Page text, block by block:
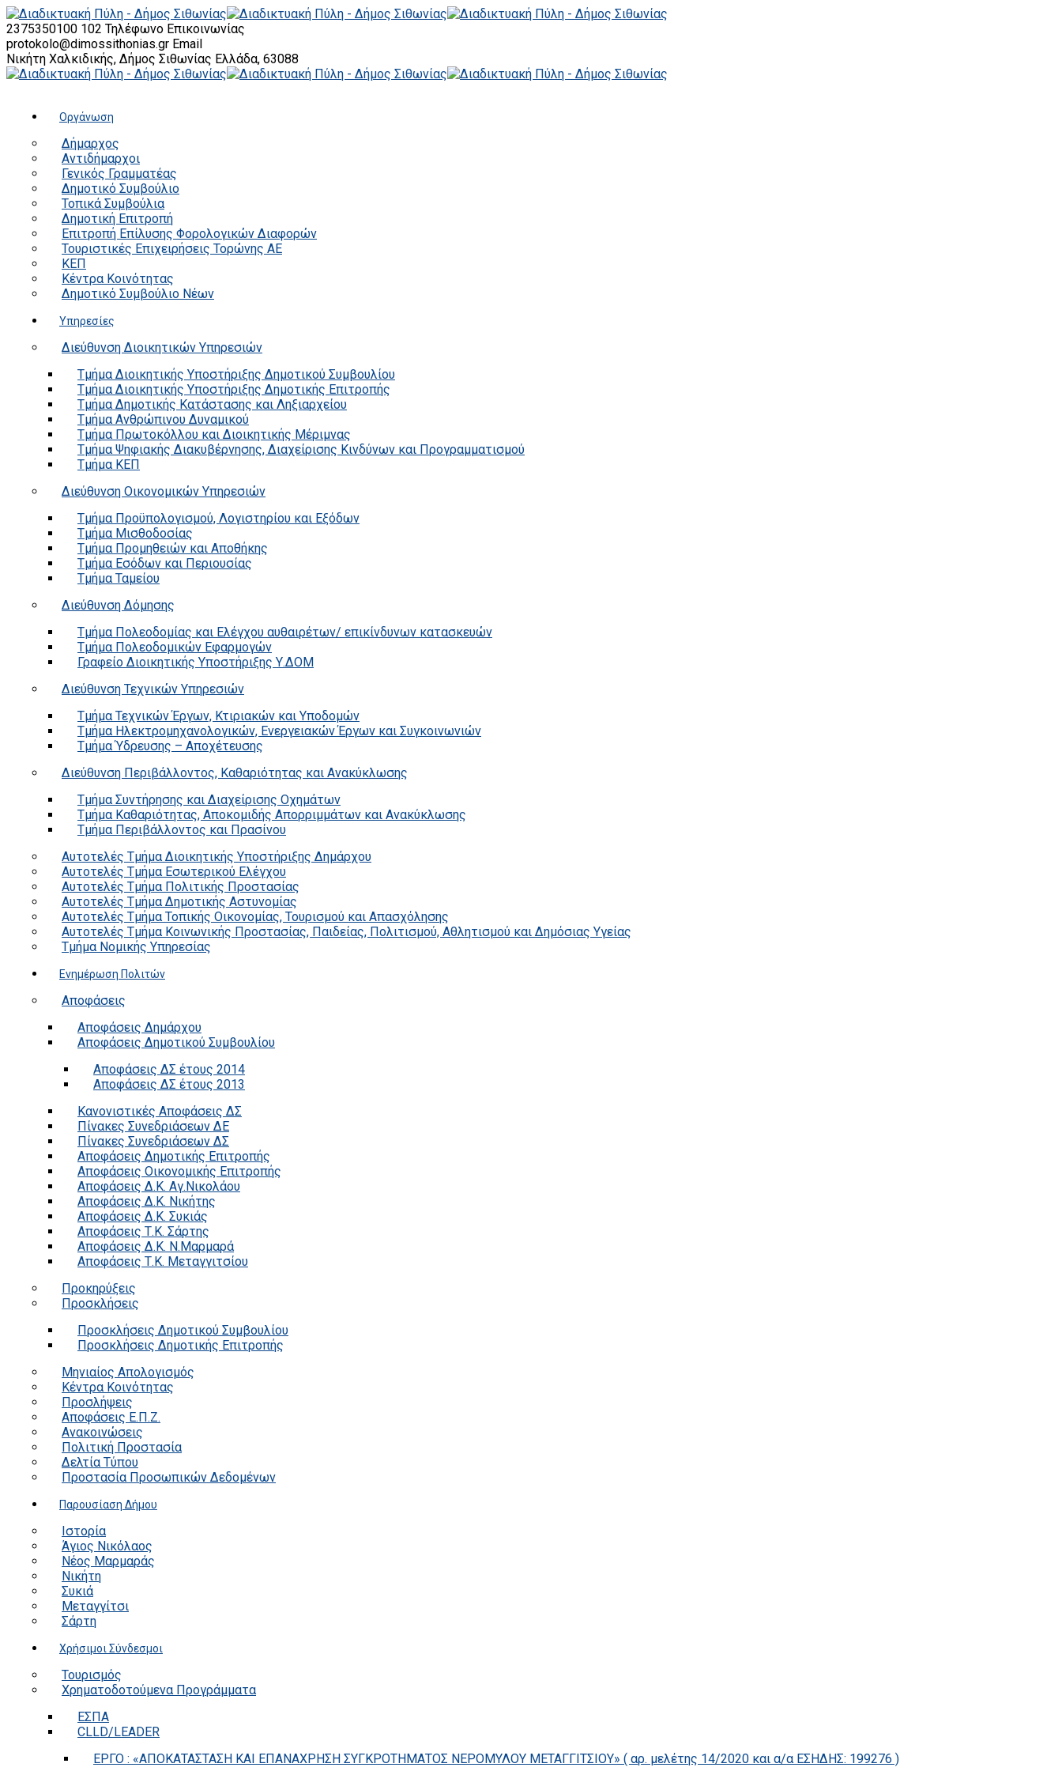
2375350100 102 Τηλέφωνο Επικοινωνίας
protokolo@dimossithonias.gr Email
Νικήτη Χαλκιδικής, Δήμος Σιθωνίας Ελλάδα, 63088
Οργάνωση
Δήμαρχος
Αντιδήμαρχοι
Γενικός Γραμματέας
Δημοτικό Συμβούλιο
Τοπικά Συμβούλια
Δημοτική Επιτροπή
Επιτροπή Επίλυσης Φορολογικών Διαφορών
Τουριστικές Επιχειρήσεις Τορώνης ΑΕ
ΚΕΠ
Κέντρα Κοινότητας
Δημοτικό Συμβούλιο Νέων
Υπηρεσίες
Διεύθυνση Διοικητικών Υπηρεσιών
Τμήμα Διοικητικής Υποστήριξης Δημοτικού Συμβουλίου
Τμήμα Διοικητικής Υποστήριξης Δημοτικής Επιτροπής
Τμήμα Δημοτικής Κατάστασης και Ληξιαρχείου
Τμήμα Ανθρώπινου Δυναμικού
Τμήμα Πρωτοκόλλου και Διοικητικής Μέριμνας
Τμήμα Ψηφιακής Διακυβέρνησης, Διαχείρισης Κινδύνων και Προγραμματισμού
Τμήμα ΚΕΠ
Διεύθυνση Οικονομικών Υπηρεσιών
Τμήμα Προϋπολογισμού, Λογιστηρίου και Εξόδων
Τμήμα Μισθοδοσίας
Τμήμα Προμηθειών και Αποθήκης
Τμήμα Εσόδων και Περιουσίας
Τμήμα Ταμείου
Διεύθυνση Δόμησης
Τμήμα Πολεοδομίας και Ελέγχου αυθαιρέτων/ επικίνδυνων κατασκευών
Τμήμα Πολεοδομικών Εφαρμογών
Γραφείο Διοικητικής Υποστήριξης Υ.ΔΟΜ
Διεύθυνση Τεχνικών Υπηρεσιών
Τμήμα Τεχνικών Έργων, Κτιριακών και Υποδομών
Τμήμα Ηλεκτρομηχανολογικών, Ενεργειακών Έργων και Συγκοινωνιών
Τμήμα Ύδρευσης – Αποχέτευσης
Διεύθυνση Περιβάλλοντος, Καθαριότητας και Ανακύκλωσης
Τμήμα Συντήρησης και Διαχείρισης Οχημάτων
Τμήμα Καθαριότητας, Αποκομιδής Απορριμμάτων και Ανακύκλωσης
Τμήμα Περιβάλλοντος και Πρασίνου
Αυτοτελές Τμήμα Διοικητικής Υποστήριξης Δημάρχου
Αυτοτελές Τμήμα Εσωτερικού Ελέγχου
Αυτοτελές Τμήμα Πολιτικής Προστασίας
Αυτοτελές Τμήμα Δημοτικής Αστυνομίας
Αυτοτελές Τμήμα Τοπικής Οικονομίας, Τουρισμού και Απασχόλησης
Αυτοτελές Τμήμα Κοινωνικής Προστασίας, Παιδείας, Πολιτισμού, Αθλητισμού και Δημόσιας Υγείας
Τμήμα Νομικής Υπηρεσίας
Ενημέρωση Πολιτών
Αποφάσεις
Αποφάσεις Δημάρχου
Αποφάσεις Δημοτικού Συμβουλίου
Αποφάσεις ΔΣ έτους 2014
Αποφάσεις ΔΣ έτους 2013
Κανονιστικές Αποφάσεις ΔΣ
Πίνακες Συνεδριάσεων ΔΕ
Πίνακες Συνεδριάσεων ΔΣ
Αποφάσεις Δημοτικής Επιτροπής
Αποφάσεις Οικονομικής Επιτροπής
Αποφάσεις Δ.Κ. Αγ.Νικολάου
Αποφάσεις Δ.Κ. Νικήτης
Αποφάσεις Δ.Κ. Συκιάς
Αποφάσεις Τ.Κ. Σάρτης
Αποφάσεις Δ.Κ. Ν.Μαρμαρά
Αποφάσεις Τ.Κ. Μεταγγιτσίου
Προκηρύξεις
Προσκλήσεις
Προσκλήσεις Δημοτικού Συμβουλίου
Προσκλήσεις Δημοτικής Επιτροπής
Μηνιαίος Απολογισμός
Κέντρα Κοινότητας
Προσλήψεις
Αποφάσεις Ε.Π.Ζ.
Ανακοινώσεις
Πολιτική Προστασία
Δελτία Τύπου
Προστασία Προσωπικών Δεδομένων
Παρουσίαση Δήμου
Ιστορία
Άγιος Νικόλαος
Νέος Μαρμαράς
Νικήτη
Συκιά
Μεταγγίτσι
Σάρτη
Χρήσιμοι Σύνδεσμοι
Τουρισμός
Χρηματοδοτούμενα Προγράμματα
ΕΣΠΑ
CLLD/LEADER
ΕΡΓΟ : «ΑΠΟΚΑΤΑΣΤΑΣΗ ΚΑΙ ΕΠΑΝΑΧΡΗΣΗ ΣΥΓΚΡΟΤΗΜΑΤΟΣ ΝΕΡΟΜΥΛΟΥ ΜΕΤΑΓΓΙΤΣΙΟΥ» ( αρ. μελέτης 14/2020 και α/α ΕΣΗΔΗΣ: 199276 )